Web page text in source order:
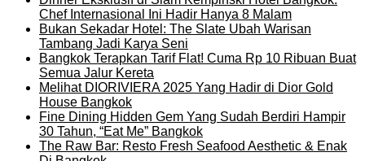
Chef Internasional Ini Hadir Hanya 8 Malam
Bukan Sekadar Hotel: The Slate Ubah Warisan
Tambang Jadi Karya Seni
Bangkok Terapkan Tarif Flat! Cuma Rp 10 Ribuan Buat
Semua Jalur Kereta
Melihat DIORIVIERA 2025 Yang Hadir di Dior Gold
House Bangkok
Fine Dining Hidden Gem Yang Sudah Berdiri Hampir
30 Tahun, “Eat Me” Bangkok
The Raw Bar: Resto Fresh Seafood Aesthetic & Enak